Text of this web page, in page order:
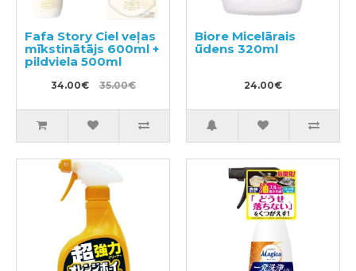
Fafa Story Ciel veļas
mīkstinātājs 600ml +
pildviela 500ml
34.00€ 35.00€
Biore Micelārais
ūdens 320ml
24.00€